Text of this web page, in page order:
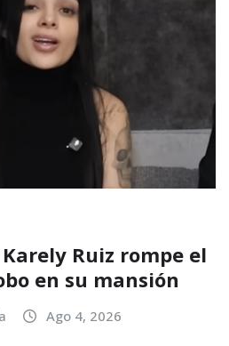
Ruiz rompe el
en su mansión
Ago 4, 2026